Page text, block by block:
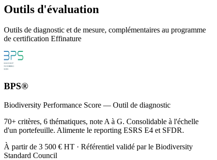
Outils d'évaluation
Outils de diagnostic et de mesure, complémentaires au programme
de certification Effinature
BPS®
Biodiversity Performance Score — Outil de diagnostic
70+ critères, 6 thématiques, note A à G. Consolidable à l'échelle
d'un portefeuille. Alimente le reporting ESRS E4 et SFDR.
À partir de 3 500 € HT · Référentiel validé par le Biodiversity
Standard Council